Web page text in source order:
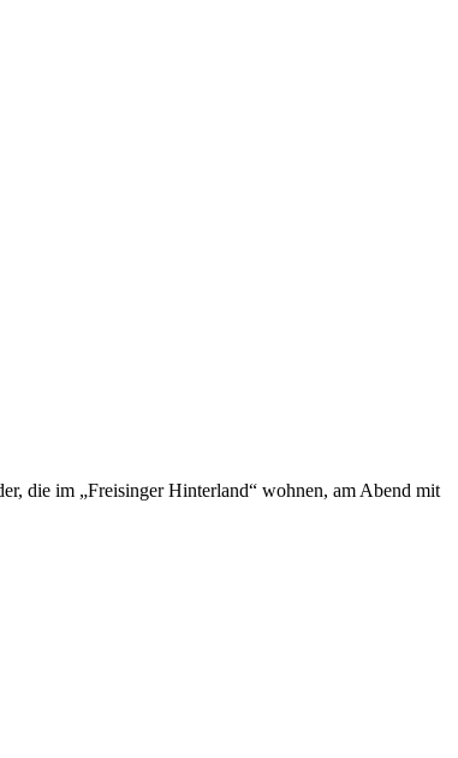
die im „Freisinger Hinterland“ wohnen, am Abend mit